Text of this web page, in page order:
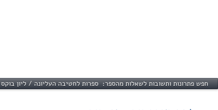
חפש פתרונות ותשובות לשאלות מהספר: ספרות לחטיבה העליונה / ליון בוקס